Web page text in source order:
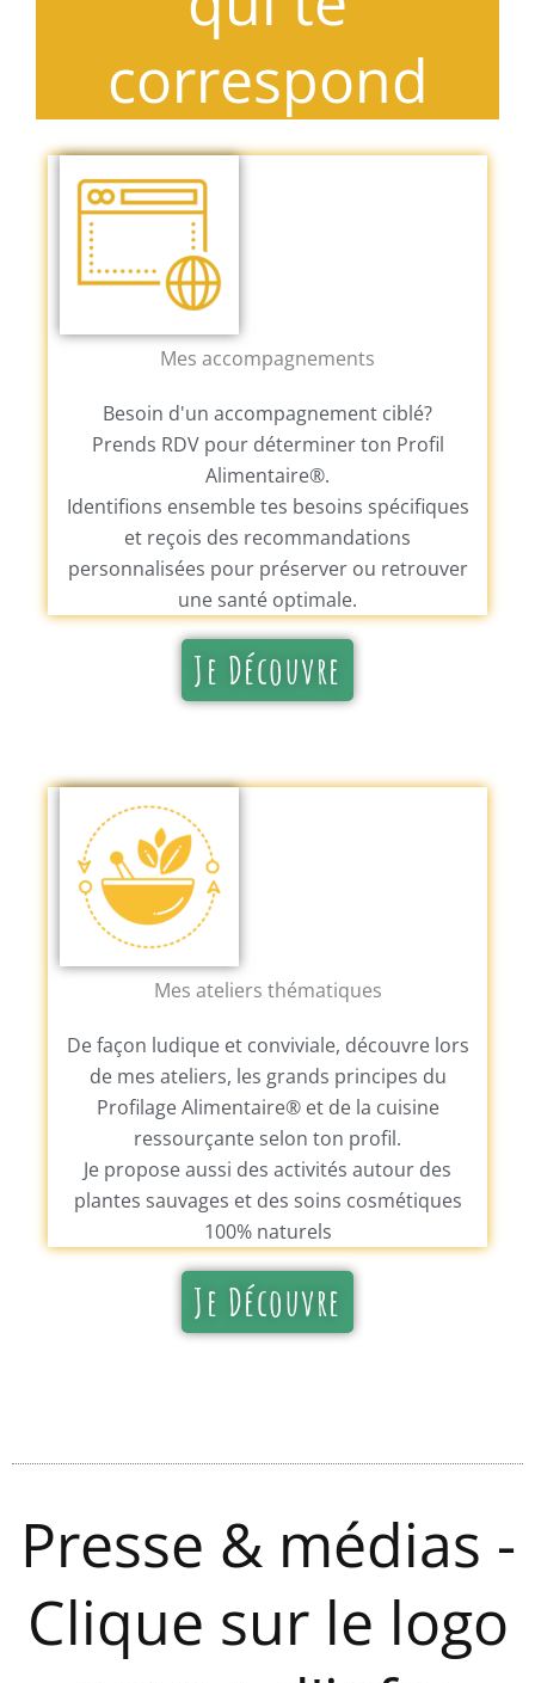
correspond
Mes accompagnements
Besoin d'un accompagnement ciblé?
Prends RDV pour déterminer ton Profil
Alimentaire®.
Identifions ensemble tes besoins spécifiques
et reçois des recommandations
personnalisées pour préserver ou retrouver
une santé optimale.
Je Découvre
Mes ateliers thématiques
De façon ludique et conviviale, découvre lors
de mes ateliers, les grands principes du
Profilage Alimentaire® et de la cuisine
ressourçante selon ton profil.
Je propose aussi des activités autour des
plantes sauvages et des soins cosmétiques
100% naturels
Je Découvre
Presse & médias -
Clique sur le logo